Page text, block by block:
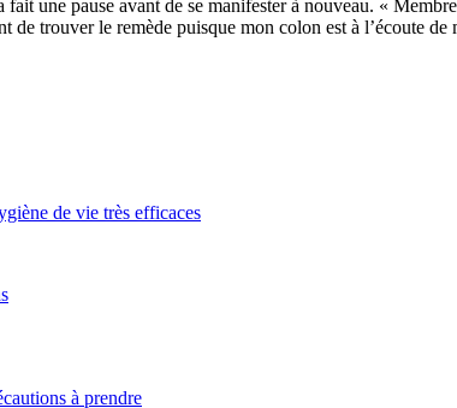
fait une pause avant de se manifester à nouveau. «
de trouver le remède puisque mon colon est à l’écoute
de vie très efficaces
à prendre